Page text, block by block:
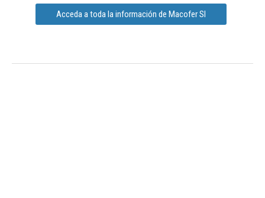
Acceda a toda la información de Macofer Sl